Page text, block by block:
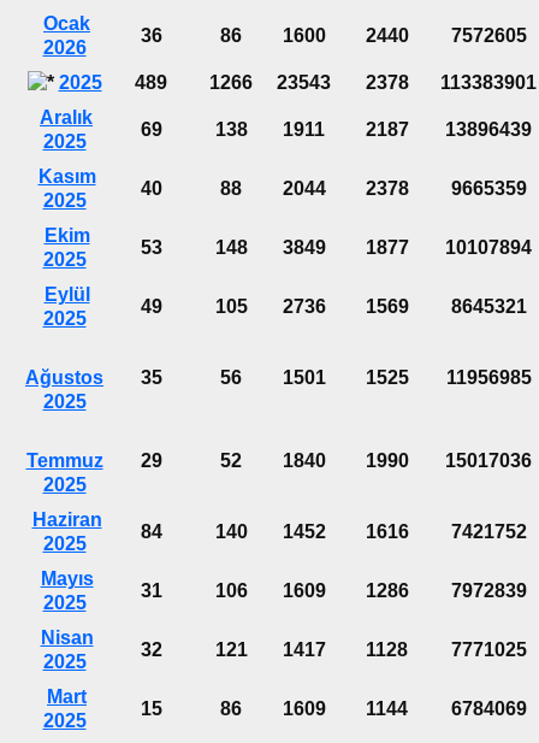
Ocak
2026
36 86 1600 2440 7572605
2025 489 1266 23543 2378
113383901
Aralık
2025
69 138 1911 2187 13896439
Kasım
2025
40 88 2044 2378 9665359
Ekim
2025
53 148 3849 1877 10107894
Eylül
2025
49 105 2736 1569 8645321
Ağustos
2025
35 56 1501 1525 11956985
Temmuz
2025
29 52 1840 1990 15017036
Haziran
2025
84 140 1452 1616 7421752
Mayıs
2025
31 106 1609 1286 7972839
Nisan
2025
32 121 1417 1128 7771025
Mart
2025
15 86 1609 1144 6784069